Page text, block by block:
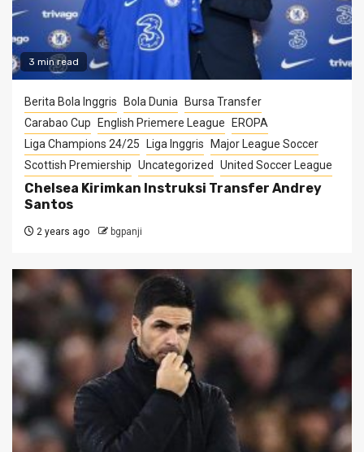
3 min read
Berita Bola Inggris Bola Dunia
Bursa Transfer
Carabao Cup
English Priemere League
EROPA
Liga Champions 24/25
Liga Inggris
Major League Soccer
Scottish Premiership Uncategorized United Soccer League
Chelsea Kirimkan Instruksi Transfer Andrey
Santos
2 years ago bgpanji